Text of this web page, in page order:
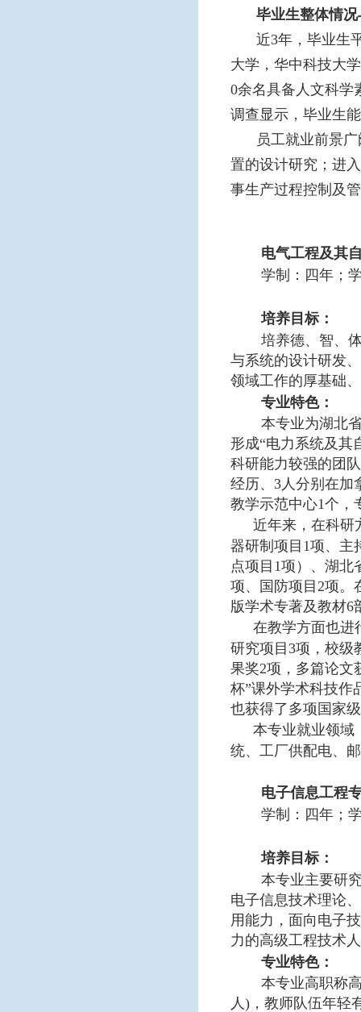
毕业生整体情
近3年，毕业生
大学，华中科技大
0余名具备人文科学
调查显示，毕业生
员工就业前景
置的设计研究；进
事生产过程控制及
电气工程及其
学制：四年；
培养目标：
培养德、智、
与系统的设计研发
领域工作的厚基础
专业特色：
本专业为湖北
形成“电力系统及其
科研能力较强的团
经历、 3人分别在加
教学示范中心1个，
近年来，在科研
器研制项目 1项、主
点项目 1项）、湖北
项、国防项目 2项。
版学术专著及教材6
在教学方面也进
研究项目 3项，校级
果奖2项，多篇论文
杯”课外学术科技作
也获得了多项国家
本专业就业领域
统、工厂供配电、
电子信息工程
学制：四年；
培养目标：
本专业主要研
电子信息技术理论
用能力，面向电子
力的高级工程技术
专业特色：
本专业高职称
人) ，教师队伍年